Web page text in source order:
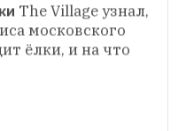
подарки
экспертов
The Village узнал,
московского
ёлки, и на что